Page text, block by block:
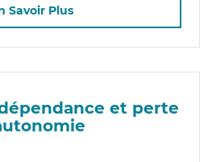
Savoir Plus
et perte